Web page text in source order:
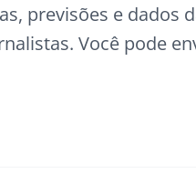
previsões e dados
Você pode